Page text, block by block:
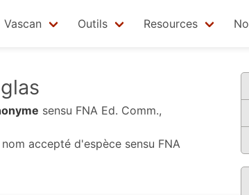
Vascan Outils Resources
sensu FNA Ed. Comm.,
nom accepté d'espèce sensu FNA